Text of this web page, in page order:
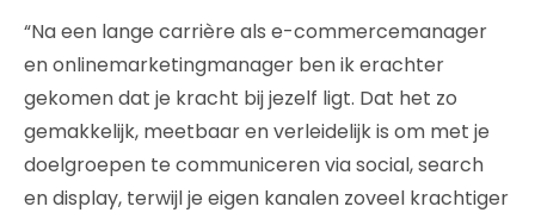
“Na een lange carrière als e-commercemanager
en onlinemarketingmanager ben ik erachter
gekomen dat je kracht bij jezelf ligt. Dat het zo
gemakkelijk, meetbaar en verleidelijk is om met je
doelgroepen te communiceren via social, search
en display, terwijl je eigen kanalen zoveel krachtiger